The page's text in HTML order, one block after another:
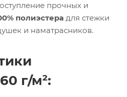
прочных и
полиэстера для стежки
и наматрасников.
г/м²: